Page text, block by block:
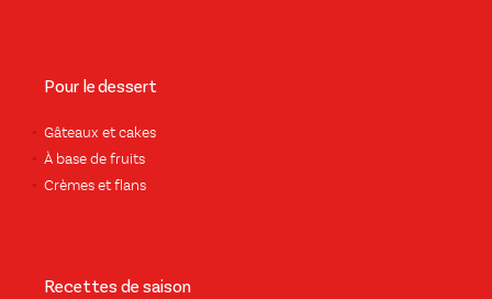
Pour le dessert
Gâteaux et cakes
À base de fruits
Crèmes et flans
Recettes de saison